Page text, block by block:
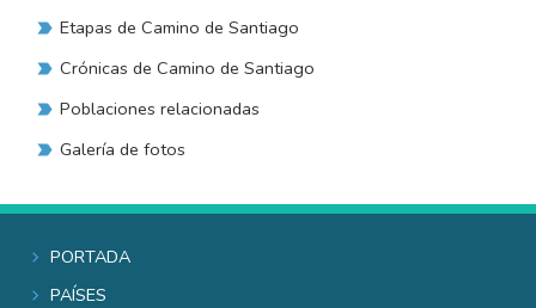
Etapas de Camino de Santiago
Crónicas de Camino de Santiago
Poblaciones relacionadas
Galería de fotos
Portada
Países